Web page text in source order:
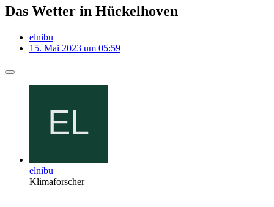
Das Wetter in Hückelhoven
elnibu
15. Mai 2023 um 05:59
elnibu
Klimaforscher